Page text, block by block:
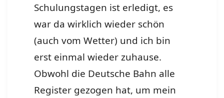
Schulungstagen ist erledigt, es
war da wirklich wieder schön
(auch vom Wetter) und ich bin
erst einmal wieder zuhause.
Obwohl die Deutsche Bahn alle
Register gezogen hat, um mein